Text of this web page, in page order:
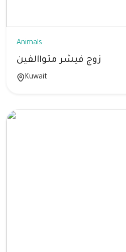
Animals
زوج فيشر متواالفين
Kuwait